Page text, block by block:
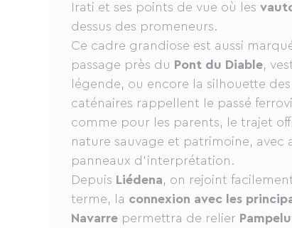
Irati et ses points de vue où les
dessus des promeneurs.
Ce cadre grandiose est aussi
passage près du Pont du Diable,
légende, ou encore la silhouette
caténaires rappellent le passé
comme pour les parents, le trajet
nature sauvage et patrimoine, avec
panneaux d’interprétation.
Depuis Liédena, on rejoint
terme, la connexion avec les
Navarre permettra de relier